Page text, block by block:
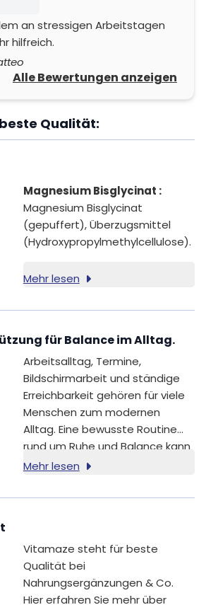
an stressigen Arbeitstagen
hilfreich.
Alle Bewertungen anzeigen
Qualität:
Magnesium Bisglycinat :
Magnesium Bisglycinat
(gepuffert), Überzugsmittel
(Hydroxypropylmethylcellulose).
Mehr lesen
für Balance im Alltag.
Arbeitsalltag, Termine,
Bildschirmarbeit und ständige
Erreichbarkeit gehören für viele
Menschen zum modernen
Alltag. Eine bewusste Routine
rund um Ruhe und Balance kann
dabei ein wertvoller Bestandteil
Mehr lesen
Vitamaze steht für beste
Qualität bei
Nahrungsergänzungen & Co.
Hier erfahren Sie mehr über